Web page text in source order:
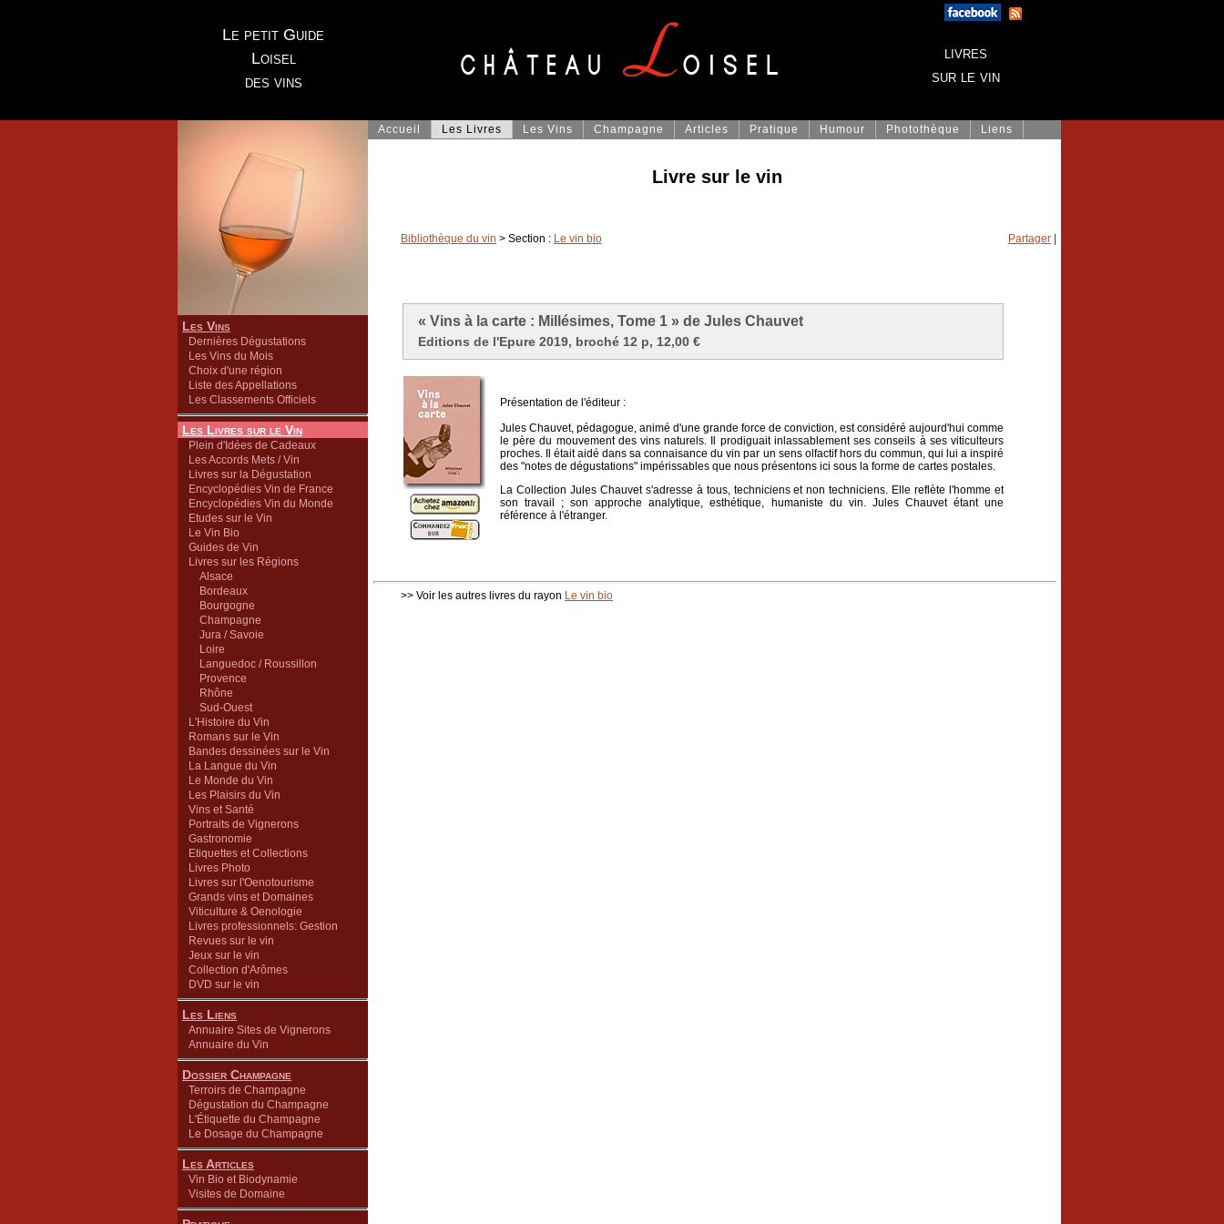
Le petit Guide
Loisel
des vins
livres
sur le vin
Les Vins
Dernières Dégustations
Les Vins du Mois
Choix d'une région
Liste des Appellations
Les Classements Officiels
Les Livres sur le Vin
Plein d'Idées de Cadeaux
Les Accords Mets / Vin
Livres sur la Dégustation
Encyclopédies Vin de France
Encyclopédies Vin du Monde
Etudes sur le Vin
Le Vin Bio
Guides de Vin
Livres sur les Régions
Alsace
Bordeaux
Bourgogne
Champagne
Jura / Savoie
Loire
Languedoc / Roussillon
Provence
Rhône
Sud-Ouest
L'Histoire du Vin
Romans sur le Vin
Bandes dessinées sur le Vin
La Langue du Vin
Le Monde du Vin
Les Plaisirs du Vin
Vins et Santé
Portraits de Vignerons
Gastronomie
Etiquettes et Collections
Livres Photo
Livres sur l'Oenotourisme
Grands vins et Domaines
Viticulture & Oenologie
Livres professionnels: Gestion
Revues sur le vin
Jeux sur le vin
Collection d'Arômes
DVD sur le vin
Les Liens
Annuaire Sites de Vignerons
Annuaire du Vin
Dossier Champagne
Terroirs de Champagne
Dégustation du Champagne
L'Étiquette du Champagne
Le Dosage du Champagne
Les Articles
Vin Bio et Biodynamie
Visites de Domaine
Accueil Les Livres Les Vins Champagne Articles Pratique Humour Photothèque Liens
Livre sur le vin
Partager
Bibliothèque du vin > Section : Le vin bio
« Vins à la carte : Millésimes, Tome 1 » de Jules Chauvet
Editions de l'Epure 2019, broché 12 p, 12,00 €
Présentation de l'éditeur :
Jules Chauvet, pédagogue, animé d'une grande force de conviction, est considéré aujourd'hui comme
le père du mouvement des vins naturels. Il prodiguait inlassablement ses conseils à ses viticulteurs
proches. Il était aidé dans sa connaisance du vin par un sens olfactif hors du commun, qui lui a inspiré
des "notes de dégustations" impérissables que nous présentons ici sous la forme de cartes postales.
La Collection Jules Chauvet s'adresse à tous, techniciens et non techniciens. Elle reflète l'homme et
son travail ; son approche analytique, esthétique, humaniste du vin. Jules Chauvet étant une
référence à l'étranger.
>> Voir les autres livres du rayon Le vin bio